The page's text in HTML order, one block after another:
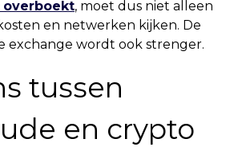
overboekt, moet dus niet alleen
en netwerken kijken. De
exchange wordt ook strenger.
tussen
en crypto